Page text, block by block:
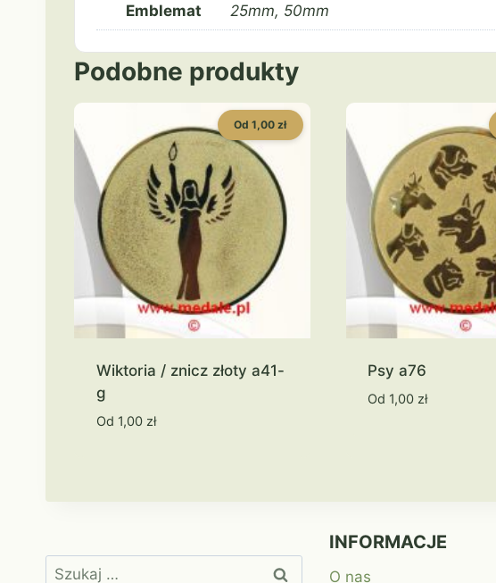
Emblemat 25mm, 50mm
Podobne produkty
Od 1,00 zł
Wiktoria / znicz złoty a41-
g
Od 1,00 zł
Psy a76
Od 1,00 zł
Szukaj:
INFORMACJE
O nas